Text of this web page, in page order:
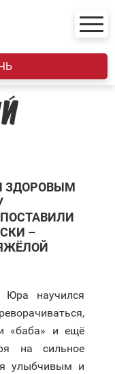
ЗДОРОВЫМ
–
научился
«баба» и ещё
на сильное
улыбчивым и